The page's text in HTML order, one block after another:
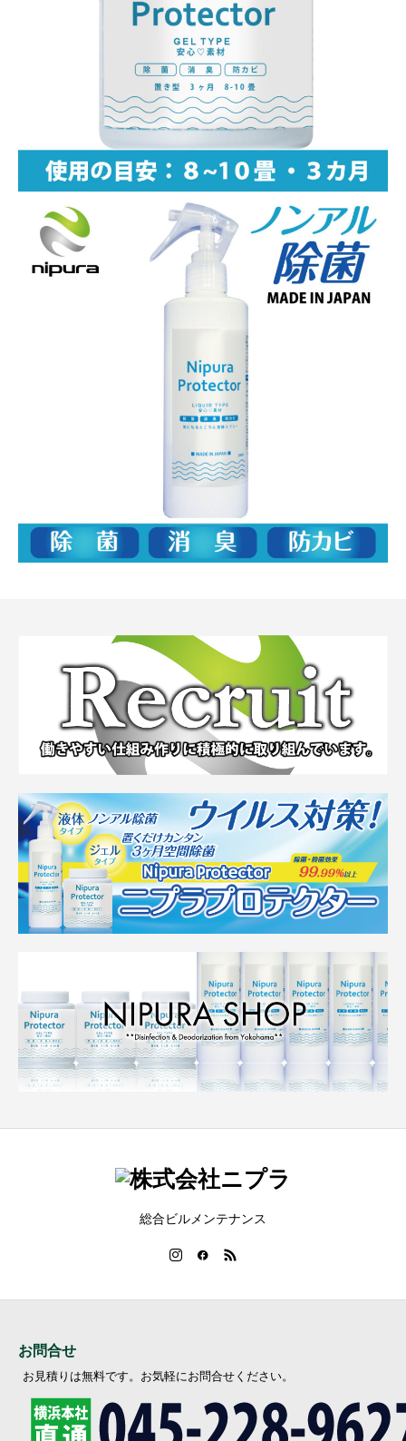
総合ビルメンテナンス
お問合せ
お見積りは無料です。お気軽にお問合せください。